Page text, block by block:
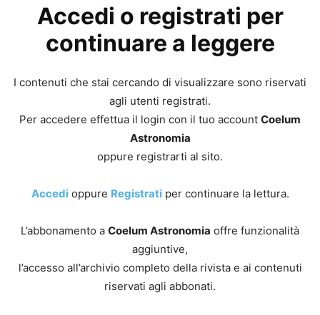
Accedi o registrati per
continuare a leggere
I contenuti che stai cercando di visualizzare sono riservati
agli utenti registrati.
Per accedere effettua il login con il tuo account Coelum
Astronomia
oppure registrarti al sito.
Accedioppure Registratiper continuare la lettura.
L’abbonamento a Coelum Astronomia offre funzionalità
aggiuntive,
l’accesso all’archivio completo della rivista e ai contenuti
riservati agli abbonati.